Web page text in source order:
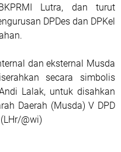
Lutra, dan turut
DPDes dan DPKel
dan eksternal Musda
secara simbolis
Lalak, untuk disahkan
Daerah (Musda) V DPD
@wi)